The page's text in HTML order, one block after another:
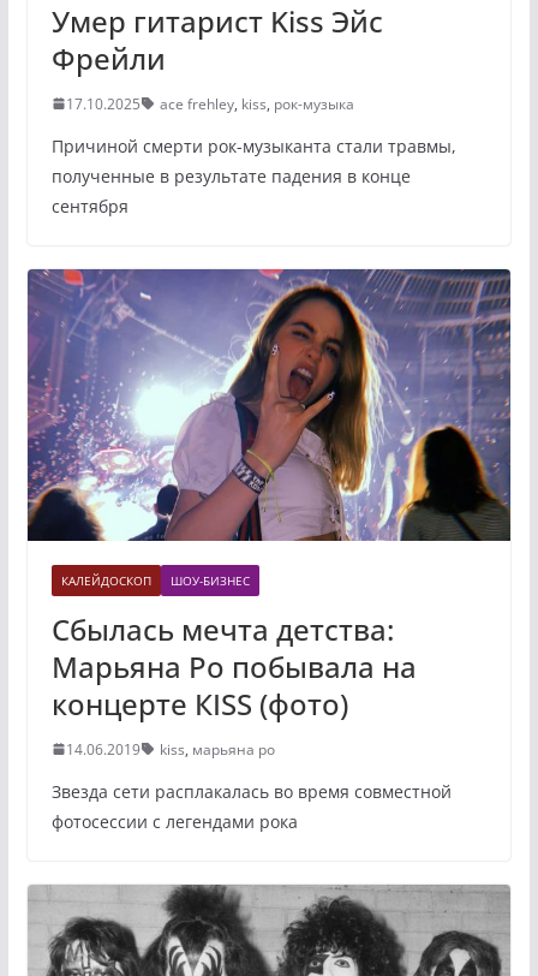
Умер гитарист Kiss Эйс
Фрейли
17.10.2025 ace frehley, kiss, рок-музыка
Причиной смерти рок-музыканта стали травмы,
полученные в результате падения в конце
сентября
КАЛЕЙДОСКОП ШОУ-БИЗНЕС
Сбылась мечта детства:
Марьяна Ро побывала на
концерте КISS (фото)
14.06.2019 kiss, марьяна ро
Звезда сети расплакалась во время совместной
фотосессии с легендами рока